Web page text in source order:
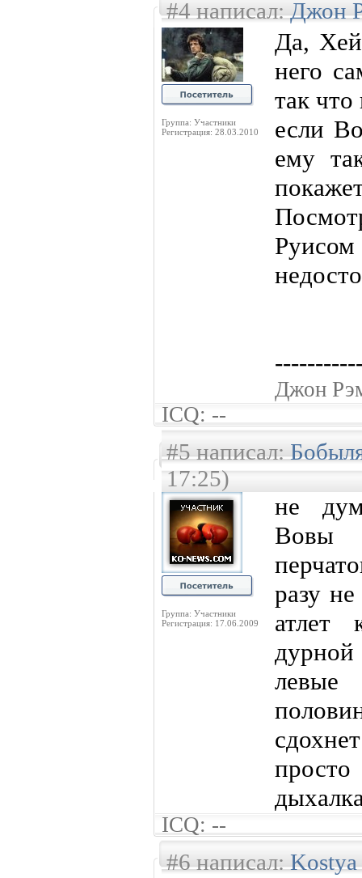
#4 написал:Джон
Группа: Участники
Регистрация: 28.03.2010
Да,
него
так
если
ему
Джон
ICQ: --
#5 написал:
17:25)
Группа: Участники
Регистрация: 17.06.2009
не
Вовы
разу
атлет
дурной
левые
ICQ: --
#6 написал:Kostya